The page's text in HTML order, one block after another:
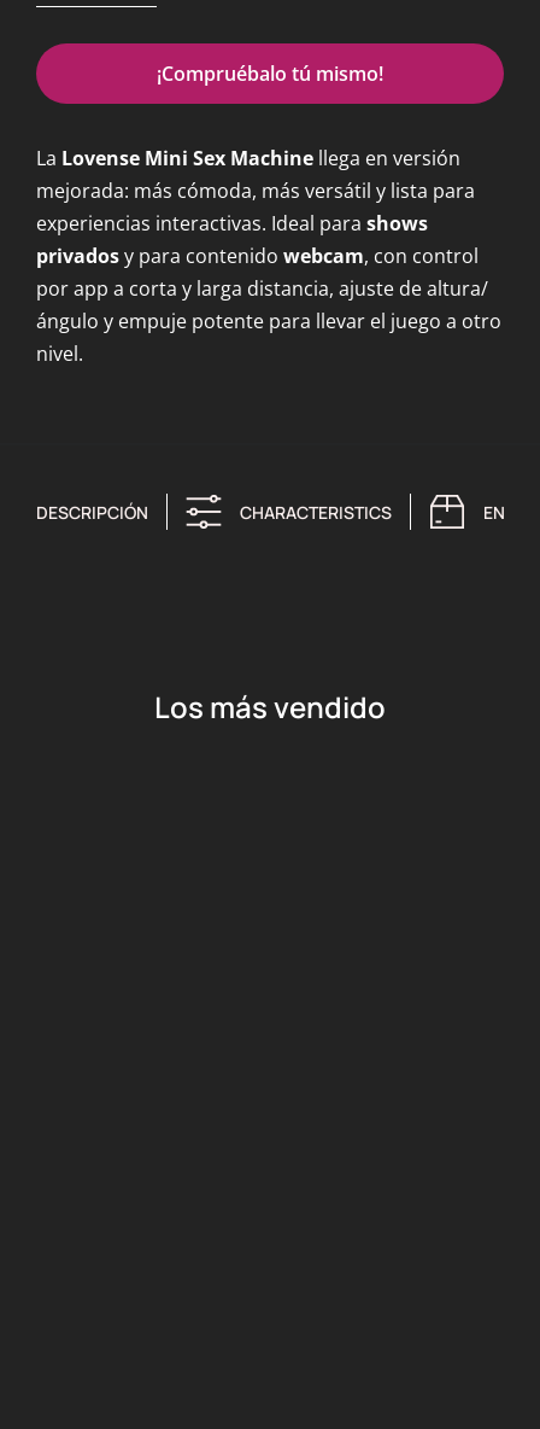
¡Compruébalo tú mismo!
La Lovense Mini Sex Machine llega en versión
mejorada: más cómoda, más versátil y lista para
experiencias interactivas. Ideal para shows
privadosy para contenido webcam, con control
por app a corta y larga distancia, ajuste de altura/
ángulo y empuje potente para llevar el juego a otro
nivel.
DESCRIPCIÓN CHARACTERISTICS
Los más vendido